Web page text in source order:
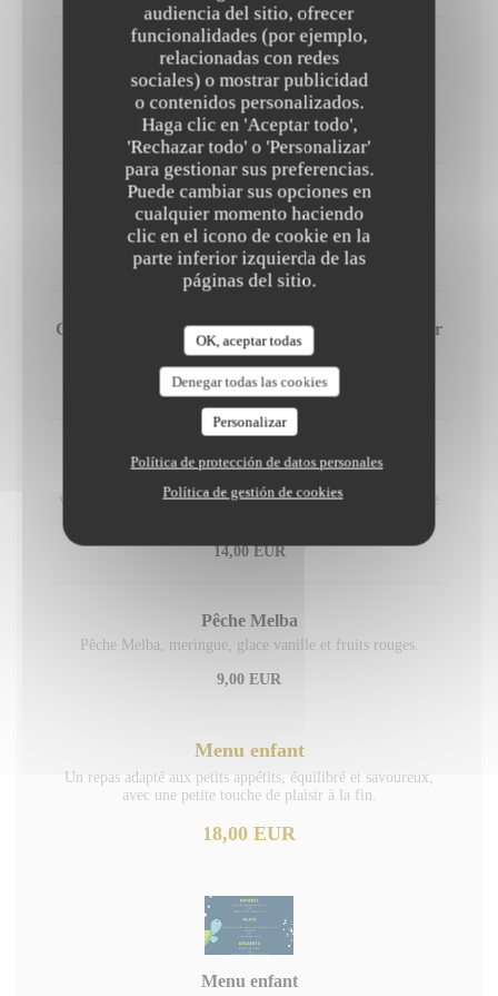
audiencia del sitio, ofrecer
funcionalidades (por ejemplo,
relacionadas con redes
sociales) o mostrar publicidad
o contenidos personalizados.
Haga clic en 'Aceptar todo',
'Rechazar todo' o 'Personalizar'
para gestionar sus preferencias.
Puede cambiar sus opciones en
cualquier momento haciendo
clic en el icono de cookie en la
parte inferior izquierda de las
páginas del sitio.
OK, aceptar todas
Denegar todas las cookies
Personalizar
Política de protección de datos personales
Política de gestión de cookies
Pistache, mascarpone et framboise
Crème mascarpone à la pistache, biscuit à la framboise et
framboises fraîches
10,00 EUR
Crème brûlée au café et spéculoos
Crème brûlée au café et spéculoos
9,00 EUR
Crêpes Suzette flambées à table, au Grand Marnier
Préparation en salle, un spectacle culinaire.
14,00 EUR
Chariot de fromages
variétés sélectionnées avec soin,servies avec élégance à votre
14,00 EUR
Pêche Melba
Pêche Melba, meringue, glace vanille et fruits rouges.
9,00 EUR
Menu enfant
Un repas adapté aux petits appétits, équilibré et savoureux,
avec une petite touche de plaisir à la fin.
18,00 EUR
Menu enfant